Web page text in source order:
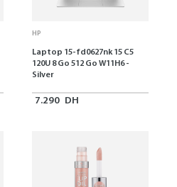
HP
Laptop 15-fd0627nk 15 C5
120U 8 Go 512 Go W11H6 -
Silver
7.290 DH